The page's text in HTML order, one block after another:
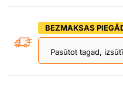
BEZMAKSAS
Pasūtot tagad,